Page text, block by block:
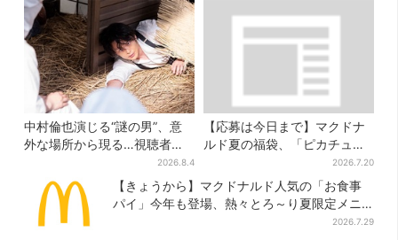
中村倫也演じる“謎の男”、意
外な場所から現る…視聴者歓
喜「こんな登場シーンとは」
2026.8.4
【応募は今日まで】マクドナ
ルド夏の福袋、「ピカチュウ
のポテトタイマー」などグッ
ズ3品＆商品券付きで3900円
2026.7.20
【きょうから】マクドナルド人気の「お食事
パイ」今年も登場、熱々とろ～り夏限定メニ
2026.7.29